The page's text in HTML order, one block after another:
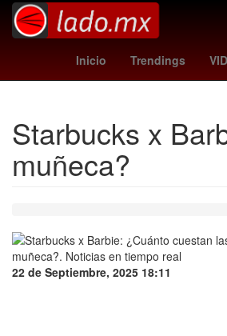
Inicio Trendings
Epidemiología Perú celular nokia
Starbucks x
muñeca?
22 de Septiembre, 2025 18:11